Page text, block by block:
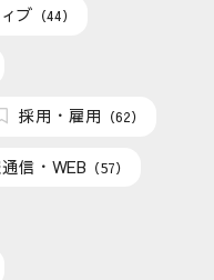
ブ （44）
採用・雇用 （62）
信・WEB （57）